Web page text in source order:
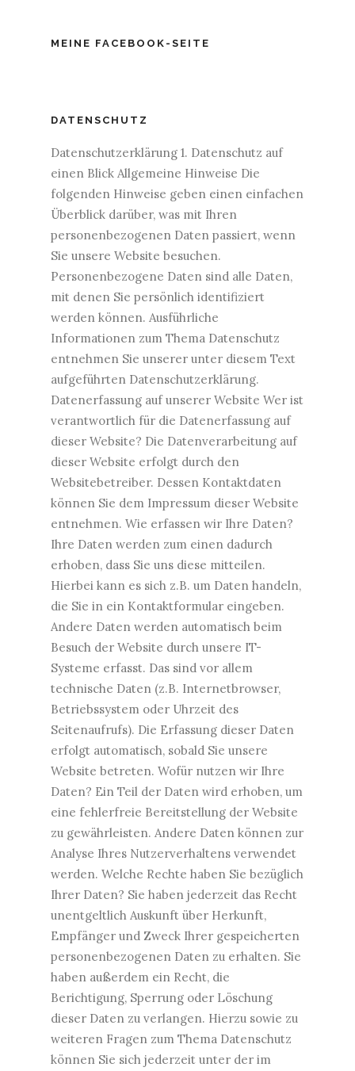
MEINE FACEBOOK-SEITE
DATENSCHUTZ
Datenschutzerklärung 1. Datenschutz auf
einen Blick Allgemeine Hinweise Die
folgenden Hinweise geben einen einfachen
Überblick darüber, was mit Ihren
personenbezogenen Daten passiert, wenn
Sie unsere Website besuchen.
Personenbezogene Daten sind alle Daten,
mit denen Sie persönlich identifiziert
werden können. Ausführliche
Informationen zum Thema Datenschutz
entnehmen Sie unserer unter diesem Text
aufgeführten Datenschutzerklärung.
Datenerfassung auf unserer Website Wer ist
verantwortlich für die Datenerfassung auf
dieser Website? Die Datenverarbeitung auf
dieser Website erfolgt durch den
Websitebetreiber. Dessen Kontaktdaten
können Sie dem Impressum dieser Website
entnehmen. Wie erfassen wir Ihre Daten?
Ihre Daten werden zum einen dadurch
erhoben, dass Sie uns diese mitteilen.
Hierbei kann es sich z.B. um Daten handeln,
die Sie in ein Kontaktformular eingeben.
Andere Daten werden automatisch beim
Besuch der Website durch unsere IT-
Systeme erfasst. Das sind vor allem
technische Daten (z.B. Internetbrowser,
Betriebssystem oder Uhrzeit des
Seitenaufrufs). Die Erfassung dieser Daten
erfolgt automatisch, sobald Sie unsere
Website betreten. Wofür nutzen wir Ihre
Daten? Ein Teil der Daten wird erhoben, um
eine fehlerfreie Bereitstellung der Website
zu gewährleisten. Andere Daten können zur
Analyse Ihres Nutzerverhaltens verwendet
werden. Welche Rechte haben Sie bezüglich
Ihrer Daten? Sie haben jederzeit das Recht
unentgeltlich Auskunft über Herkunft,
Empfänger und Zweck Ihrer gespeicherten
personenbezogenen Daten zu erhalten. Sie
haben außerdem ein Recht, die
Berichtigung, Sperrung oder Löschung
dieser Daten zu verlangen. Hierzu sowie zu
weiteren Fragen zum Thema Datenschutz
können Sie sich jederzeit unter der im